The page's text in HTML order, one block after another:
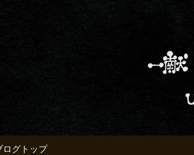
五条でお
うる」の
の町屋居酒屋「一献うるう
ログトップ